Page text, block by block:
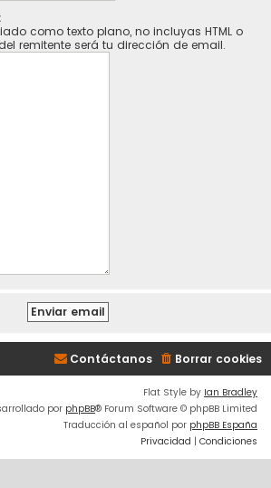
como texto plano, no incluyas HTML o
remitente será tu dirección de email.
Borrar cookies
Contáctanos
Flat Style by Ian Bradley
por phpBB® Forum Software © phpBB Limited
Traducción al español por phpBB España
Privacidad | Condiciones